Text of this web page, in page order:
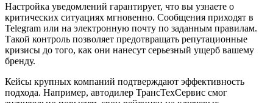
Настройка уведомлений гарантирует, что вы узнаете о
критических ситуациях мгновенно. Сообщения приходят в
Telegram или на электронную почту по заданным правилам.
Такой контроль позволяет предотвращать репутационные
кризисы до того, как они нанесут серьезный ущерб вашему
бренду.
Кейсы крупных компаний подтверждают эффективность
подхода. Например, автодилер ТрансТехСервис смог